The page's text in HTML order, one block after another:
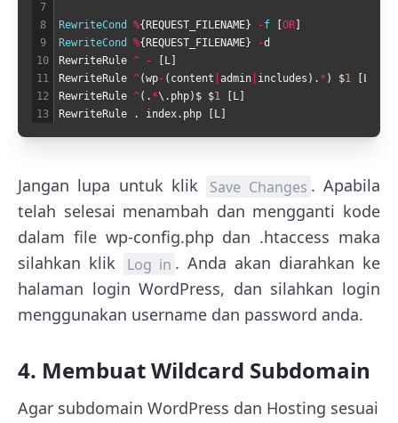
7
8
9
10
11
12
13
RewriteCond %{ REQUEST_FILENAME} -f OR
RewriteCond
%{ REQUEST_FILENAME} -d
RewriteRule ^ - L
RewriteRule ^(wp- ( content admin includes ) . * ) $1 L
RewriteRule ^( . *\ . php) $ $1 L
RewriteRule
. index. php L
Jangan lupa untuk klik Save Changes . Apabila
telah selesai menambah dan mengganti kode
dalam file wp-config.php dan .htaccess maka
silahkan klik
Log in . Anda akan diarahkan ke
halaman login WordPress, dan silahkan login
menggunakan username dan password anda.
4. Membuat Wildcard Subdomain
Agar subdomain WordPress dan Hosting sesuai